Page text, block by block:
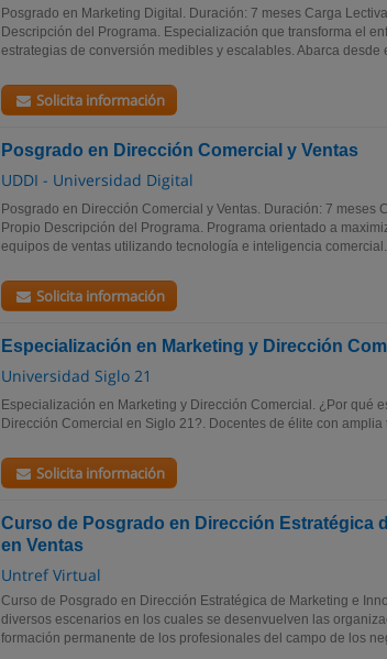
Posgrado en Marketing Digital. Duración: 7 meses Carga
Descripción del Programa. Especialización que transforma el
estrategias de conversión medibles y escalables. Abarca desde
Solicita información
Posgrado en Dirección Comercial y Ventas
UDDI - Universidad Digital
Posgrado en Dirección Comercial y Ventas. Duración: 7 meses
Propio Descripción del Programa. Programa orientado a
equipos de ventas utilizando tecnología e inteligencia
Solicita información
Especialización en Marketing y Dirección
Universidad Siglo 21
Especialización en Marketing y Dirección Comercial. ¿Por qué
Dirección Comercial en Siglo 21?. Docentes de élite con
Solicita información
Curso de Posgrado en Dirección Estratégica
en Ventas
Untref Virtual
Curso de Posgrado en Dirección Estratégica de Marketing e
diversos escenarios en los cuales se desenvuelven las
formación permanente de los profesionales del campo de los